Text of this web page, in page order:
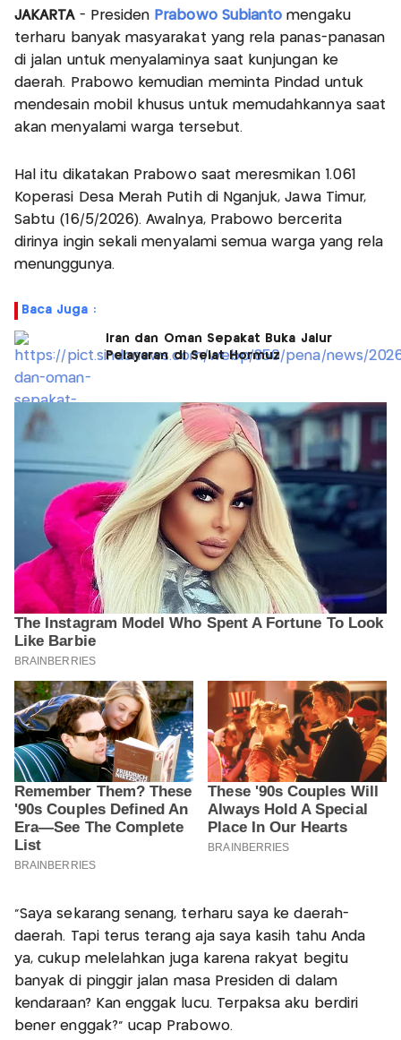
JAKARTA- Presiden Prabowo Subianto mengaku
terharu banyak masyarakat yang rela panas-panasan
di jalan untuk menyalaminya saat kunjungan ke
daerah. Prabowo kemudian meminta Pindad untuk
mendesain mobil khusus untuk memudahkannya saat
akan menyalami warga tersebut.
Hal itu dikatakan Prabowo saat meresmikan 1.061
Koperasi Desa Merah Putih di Nganjuk, Jawa Timur,
Sabtu (16/5/2026). Awalnya, Prabowo bercerita
dirinya ingin sekali menyalami semua warga yang rela
menunggunya.
Baca Juga :
Iran dan Oman Sepakat Buka Jalur
Pelayaran di Selat Hormuz
“Saya sekarang senang, terharu saya ke daerah-
daerah. Tapi terus terang aja saya kasih tahu Anda
ya, cukup melelahkan juga karena rakyat begitu
banyak di pinggir jalan masa Presiden di dalam
kendaraan? Kan enggak lucu. Terpaksa aku berdiri
bener enggak?” ucap Prabowo.